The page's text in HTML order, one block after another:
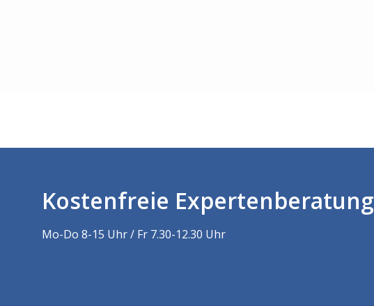
Kostenfreie Expertenberatung
Mo-Do 8-15 Uhr / Fr 7.30-12.30 Uhr